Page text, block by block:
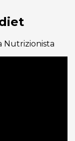
Nutrizionista